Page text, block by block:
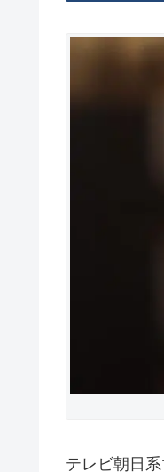
テレビ朝日